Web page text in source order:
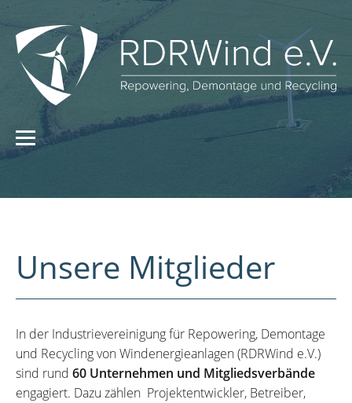
Unsere Mitglieder
In der Industrievereinigung für Repowering, Demontage
und Recycling von Windenergieanlagen (RDRWind e.V.)
sind rund 60 Unternehmen und Mitgliedsverbände
engagiert. Dazu zählen Projektentwickler, Betreiber,